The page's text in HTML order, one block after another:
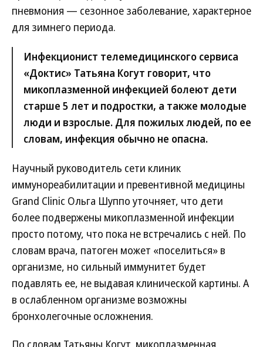
пневмония — сезонное заболевание, характерное
для зимнего периода.
Инфекционист телемедицинского сервиса
«Доктис» Татьяна Когут говорит, что
микоплазменной инфекцией болеют дети
старше 5 лет и подростки, а также молодые
люди и взрослые. Для пожилых людей, по ее
словам, инфекция обычно не опасна.
Научный руководитель сети клиник
иммунореабилитации и превентивной медицины
Grand Clinic Ольга Шуппо уточняет, что дети
более подвержены микоплазменной инфекции
просто потому, что пока не встречались с ней. По
словам врача, патоген может «поселиться» в
организме, но сильный иммунитет будет
подавлять ее, не выдавая клинической картины. А
в ослабленном организме возможны
бронхолегочные осложнения.
По словам Татьяны Когут, микоплазменная